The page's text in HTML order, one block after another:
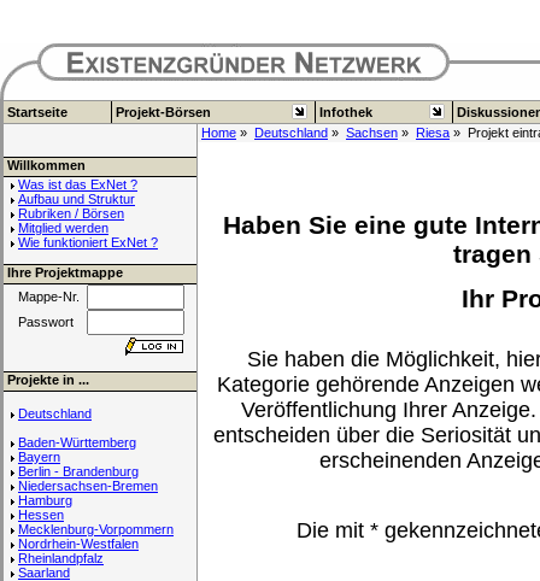
Startseite Projekt-Börsen Infothek
Home » Deutschland » Sachsen » Riesa » Projekt
Willkommen
Was ist das ExNet ?
Aufbau und Struktur
Rubriken / Börsen
Mitglied werden
Wie funktioniert ExNet ?
Ihre Projektmappe
Mappe-Nr.
Passwort
Projekte in ...
Deutschland
Baden-Württemberg
Bayern
Berlin - Brandenburg
Niedersachsen-Bremen
Hamburg
Hessen
Mecklenburg-Vorpommern
Nordrhein-Westfalen
Rheinlandpfalz
Saarland
Haben Sie eine gute
tragen
Ihr
Sie haben die Möglichkeit,
Kategorie gehörende Anzeigen
Veröffentlichung Ihrer
entscheiden über die Seriosität
erscheinenden
Die mit *